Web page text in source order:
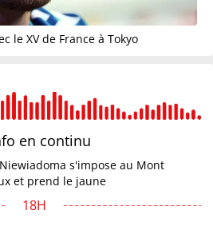
le XV de France à Tokyo
en continu
s'impose au Mont
et prend le jaune
18H